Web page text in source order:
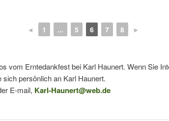
◄ 1 ... 5 6 7 8 ►
vom Erntedankfest bei Karl Haunert. Wenn Sie
sich persönlich an Karl Haunert.
E-mail, Karl-Haunert@web.de